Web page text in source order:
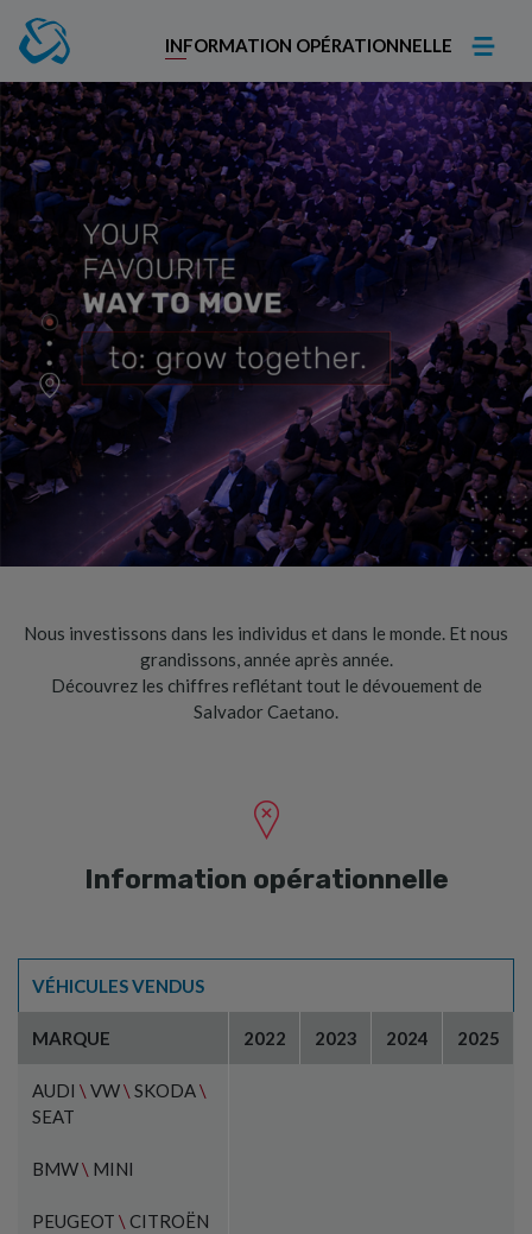
INFORMATION OPÉRATIONNELLE
Nous investissons dans les individus et dans le monde. Et nous
grandissons, année après année.
Découvrez les chiffres reflétant tout le dévouement de
Salvador Caetano.
Information opérationnelle
VÉHICULES VENDUS
MARQUE 2022 2023 2024 2025
AUDI\ VW\ SKODA\
SEAT
BMW\ MINI
PEUGEOT\ CITROËN